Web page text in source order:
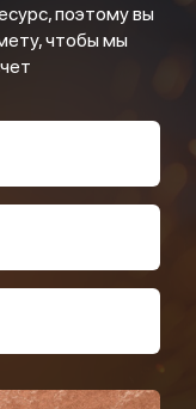
поэтому вы
чтобы мы